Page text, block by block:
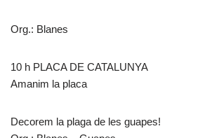
Org.: Blanes
10 h PLACA DE CATALUNYA
Amanim la placa
Decorem la plaga de les guapes!